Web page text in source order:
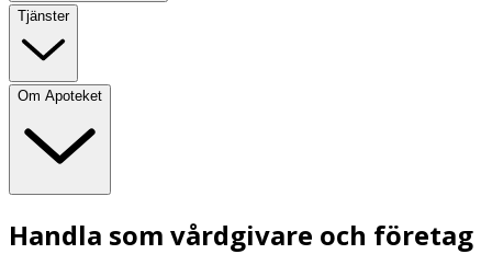
Tjänster
Om Apoteket
Handla som vårdgivare och företag